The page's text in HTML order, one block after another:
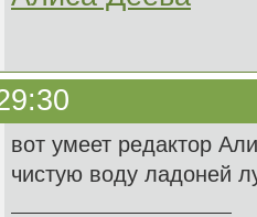
вот умеет редактор
чистую воду ладоней